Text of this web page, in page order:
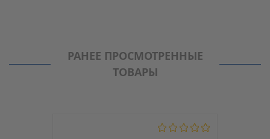
РАНЕЕ ПРОСМОТРЕННЫЕ
ТОВАРЫ